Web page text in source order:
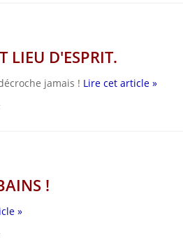
LIEU D'ESPRIT.
jamais ! Lire cet article »
!
»